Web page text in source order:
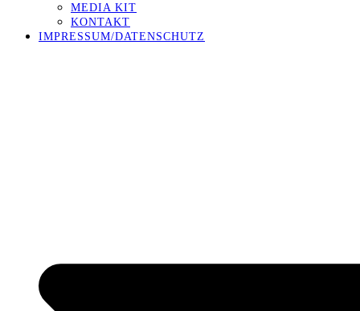
MEDIA KIT
KONTAKT
IMPRESSUM/DATENSCHUTZ